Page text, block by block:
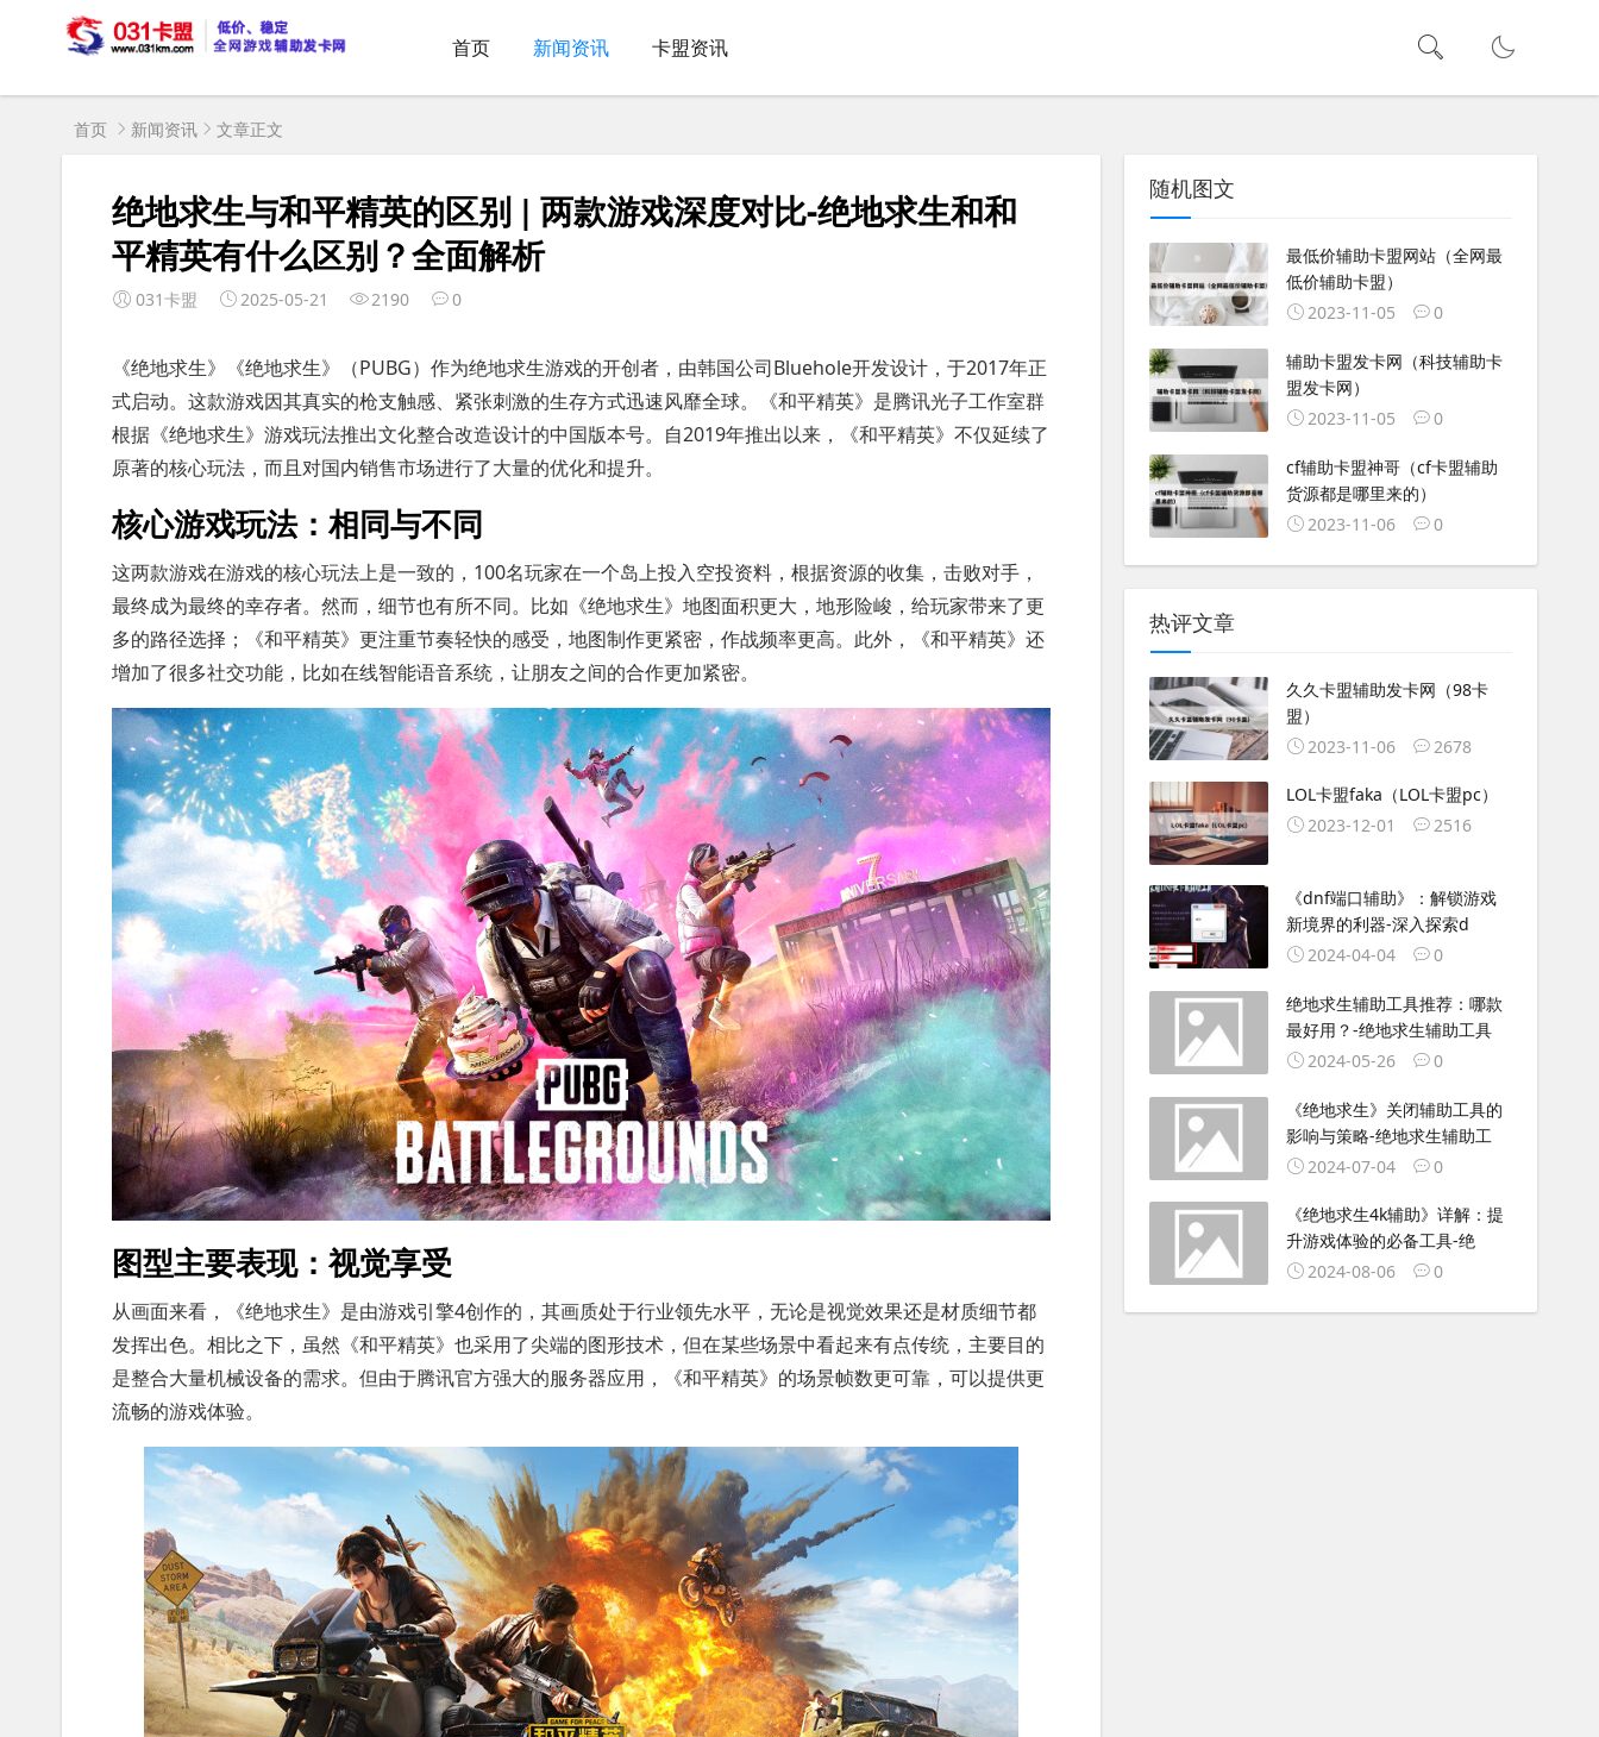
首页 新闻资讯 卡盟资讯
首页 新闻资讯 文章正文
绝地求生与和平精英的区别 | 两款游戏深度对比-绝地求生和和
平精英有什么区别？全面解析
031卡盟 2025-05-21 2190 0
《绝地求生》《绝地求生》（PUBG）作为绝地求生游戏的开创者，由韩国公司Bluehole开发设计，于2017年正
式启动。这款游戏因其真实的枪支触感、紧张刺激的生存方式迅速风靡全球。《和平精英》是腾讯光子工作室群
根据《绝地求生》游戏玩法推出文化整合改造设计的中国版本号。自2019年推出以来，《和平精英》不仅延续了
原著的核心玩法，而且对国内销售市场进行了大量的优化和提升。
核心游戏玩法：相同与不同
这两款游戏在游戏的核心玩法上是一致的，100名玩家在一个岛上投入空投资料，根据资源的收集，击败对手，
最终成为最终的幸存者。然而，细节也有所不同。比如《绝地求生》地图面积更大，地形险峻，给玩家带来了更
多的路径选择；《和平精英》更注重节奏轻快的感受，地图制作更紧密，作战频率更高。此外，《和平精英》还
增加了很多社交功能，比如在线智能语音系统，让朋友之间的合作更加紧密。
图型主要表现：视觉享受
从画面来看，《绝地求生》是由游戏引擎4创作的，其画质处于行业领先水平，无论是视觉效果还是材质细节都
发挥出色。相比之下，虽然《和平精英》也采用了尖端的图形技术，但在某些场景中看起来有点传统，主要目的
是整合大量机械设备的需求。但由于腾讯官方强大的服务器应用，《和平精英》的场景帧数更可靠，可以提供更
流畅的游戏体验。
随机图文
最低价辅助卡盟网站（全网最
低价辅助卡盟）
2023-11-05
0
辅助卡盟发卡网（科技辅助卡
盟发卡网）
2023-11-05
0
cf辅助卡盟神哥（cf卡盟辅助
货源都是哪里来的）
2023-11-06
0
热评文章
久久卡盟辅助发卡网（98卡
盟）
2023-11-06
2678
LOL卡盟faka（LOL卡盟pc）
2023-12-01
2516
《dnf端口辅助》：解锁游戏
新境界的利器-深入探索d
2024-04-04
0
绝地求生辅助工具推荐：哪款
最好用？-绝地求生辅助工具
2024-05-26
0
《绝地求生》关闭辅助工具的
影响与策略-绝地求生辅助工
2024-07-04
0
《绝地求生4k辅助》详解：提
升游戏体验的必备工具-绝
2024-08-06
0